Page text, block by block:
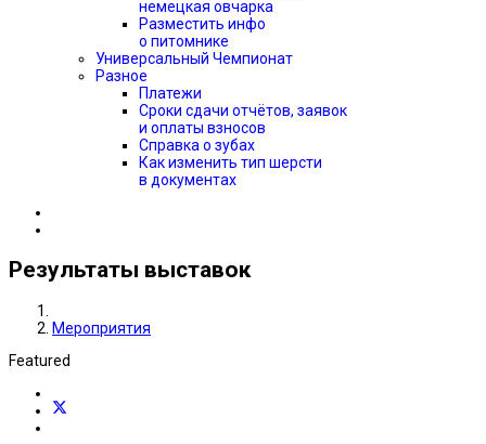
немецкая овчарка
Разместить инфо
о питомнике
Универсальный Чемпионат
Разное
Платежи
Сроки сдачи отчётов, заявок
и оплаты взносов
Справка о зубах
Как изменить тип шерсти
в документах
Результаты выставок
Мероприятия
Featured